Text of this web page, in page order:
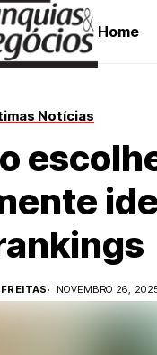
Home
Notícias
NOVEMBRO 26,